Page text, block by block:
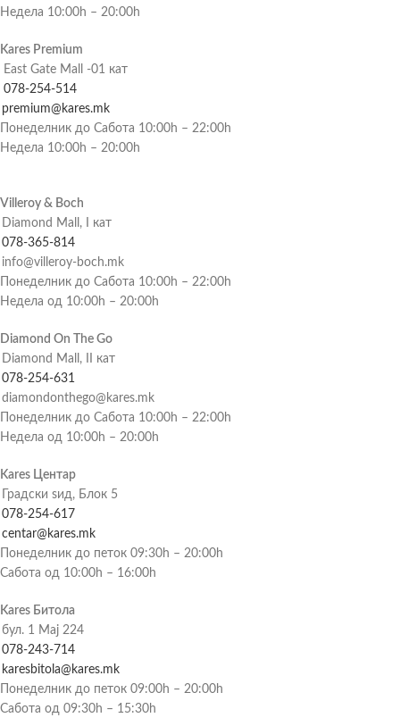
Недела 10:00h – 20:00h
Kares Premium
East Gate Mall -01 кат
078-254-514
premium@kares.mk
Понеделник до Сабота 10:00h – 22:00h
Недела 10:00h – 20:00h
Villeroy & Boch
Diamond Mall, I кат
078-365-814
info@villeroy-boch.mk
Понеделник до Сабота 10:00h – 22:00h
Недела од 10:00h – 20:00h
Diamond On The Go
Diamond Mall, II кат
078-254-631
diamondonthego@kares.mk
Понеделник до Сабота 10:00h – 22:00h
Недела од 10:00h – 20:00h
Kares Центар
Градски ѕид, Блок 5
078-254-617
centar@kares.mk
Понеделник до петок 09:30h – 20:00h
Сабота од 10:00h – 16:00h
Kares Битола
бул. 1 Мај 224
078-243-714
karesbitola@kares.mk
Понеделник до петок 09:00h – 20:00h
Сабота од 09:30h – 15:30h